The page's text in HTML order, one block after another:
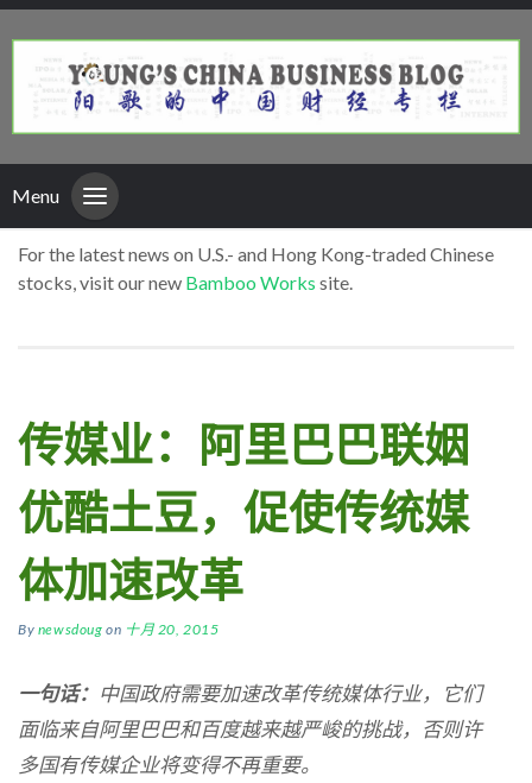
Menu
For the latest news on U.S.- and Hong Kong-traded Chinese
stocks, visit our new Bamboo Works site.
传媒业：阿里巴巴联姻
优酷土豆，促使传统媒
体加速改革
By newsdoug on 十月 20, 2015
一句话： 中国政府需要加速改革传统媒体行业，它们
面临来自阿里巴巴和百度越来越严峻的挑战，否则许
多国有传媒企业将变得不再重要。